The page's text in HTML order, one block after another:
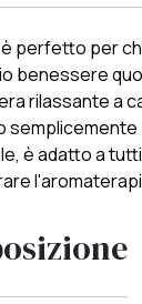
perfetto per
benessere
rilassante a
è adatto a